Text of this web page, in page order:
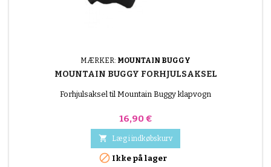
MÆRKER: MOUNTAIN BUGGY
MOUNTAIN BUGGY FORHJULSAKSEL
Forhjulsaksel til Mountain Buggy klapvogn
Pris
16,90 €
 Læg i indkøbskurv
 Ikke på lager